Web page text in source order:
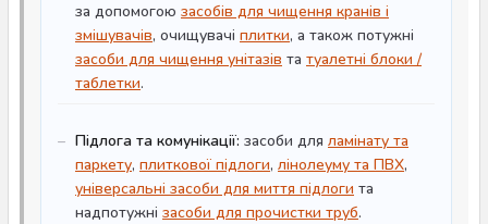
за допомогою засобів для чищення кранів і
змішувачів, очищувачі плитки, а також потужні
засоби для чищення унітазів та туалетні блоки /
таблетки.
Підлога та комунікації: засоби для ламінату та
паркету, плиткової підлоги, лінолеуму та ПВХ,
універсальні засоби для миття підлоги та
надпотужні засоби для прочистки труб.